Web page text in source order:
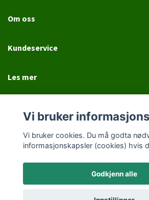
Om oss
Kundeservice
Les mer
© 2026 Jovial Hund
Vi bruker
Vi bruker cookies. Du må godta
informasjonskapsler (cookies) hvis
Godkjenn alle